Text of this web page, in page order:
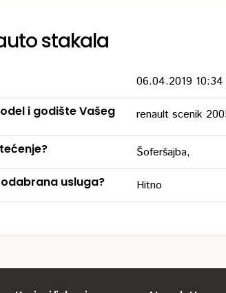
stakala
06.04.2019 10:34
i godište Vašeg
renault scenik
Šoferšajba,
usluga?
Hitno